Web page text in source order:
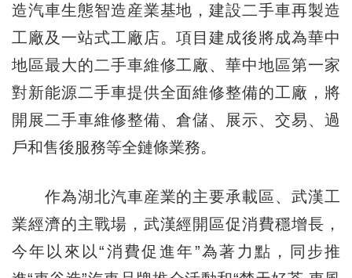
造汽車生態智造産業基地，建設二手車再製造
工廠及一站式工廠店。項目建成後將成為華中
地區最大的二手車維修工廠、華中地區第一家
對新能源二手車提供全面維修整備的工廠，將
開展二手車維修整備、倉儲、展示、交易、過
戶和售後服務等全鏈條業務。
作為湖北汽車産業的主要承載區、武漢工
業經濟的主戰場，武漢經開區促消費穩增長，
今年以來以“消費促進年”為著力點，同步推